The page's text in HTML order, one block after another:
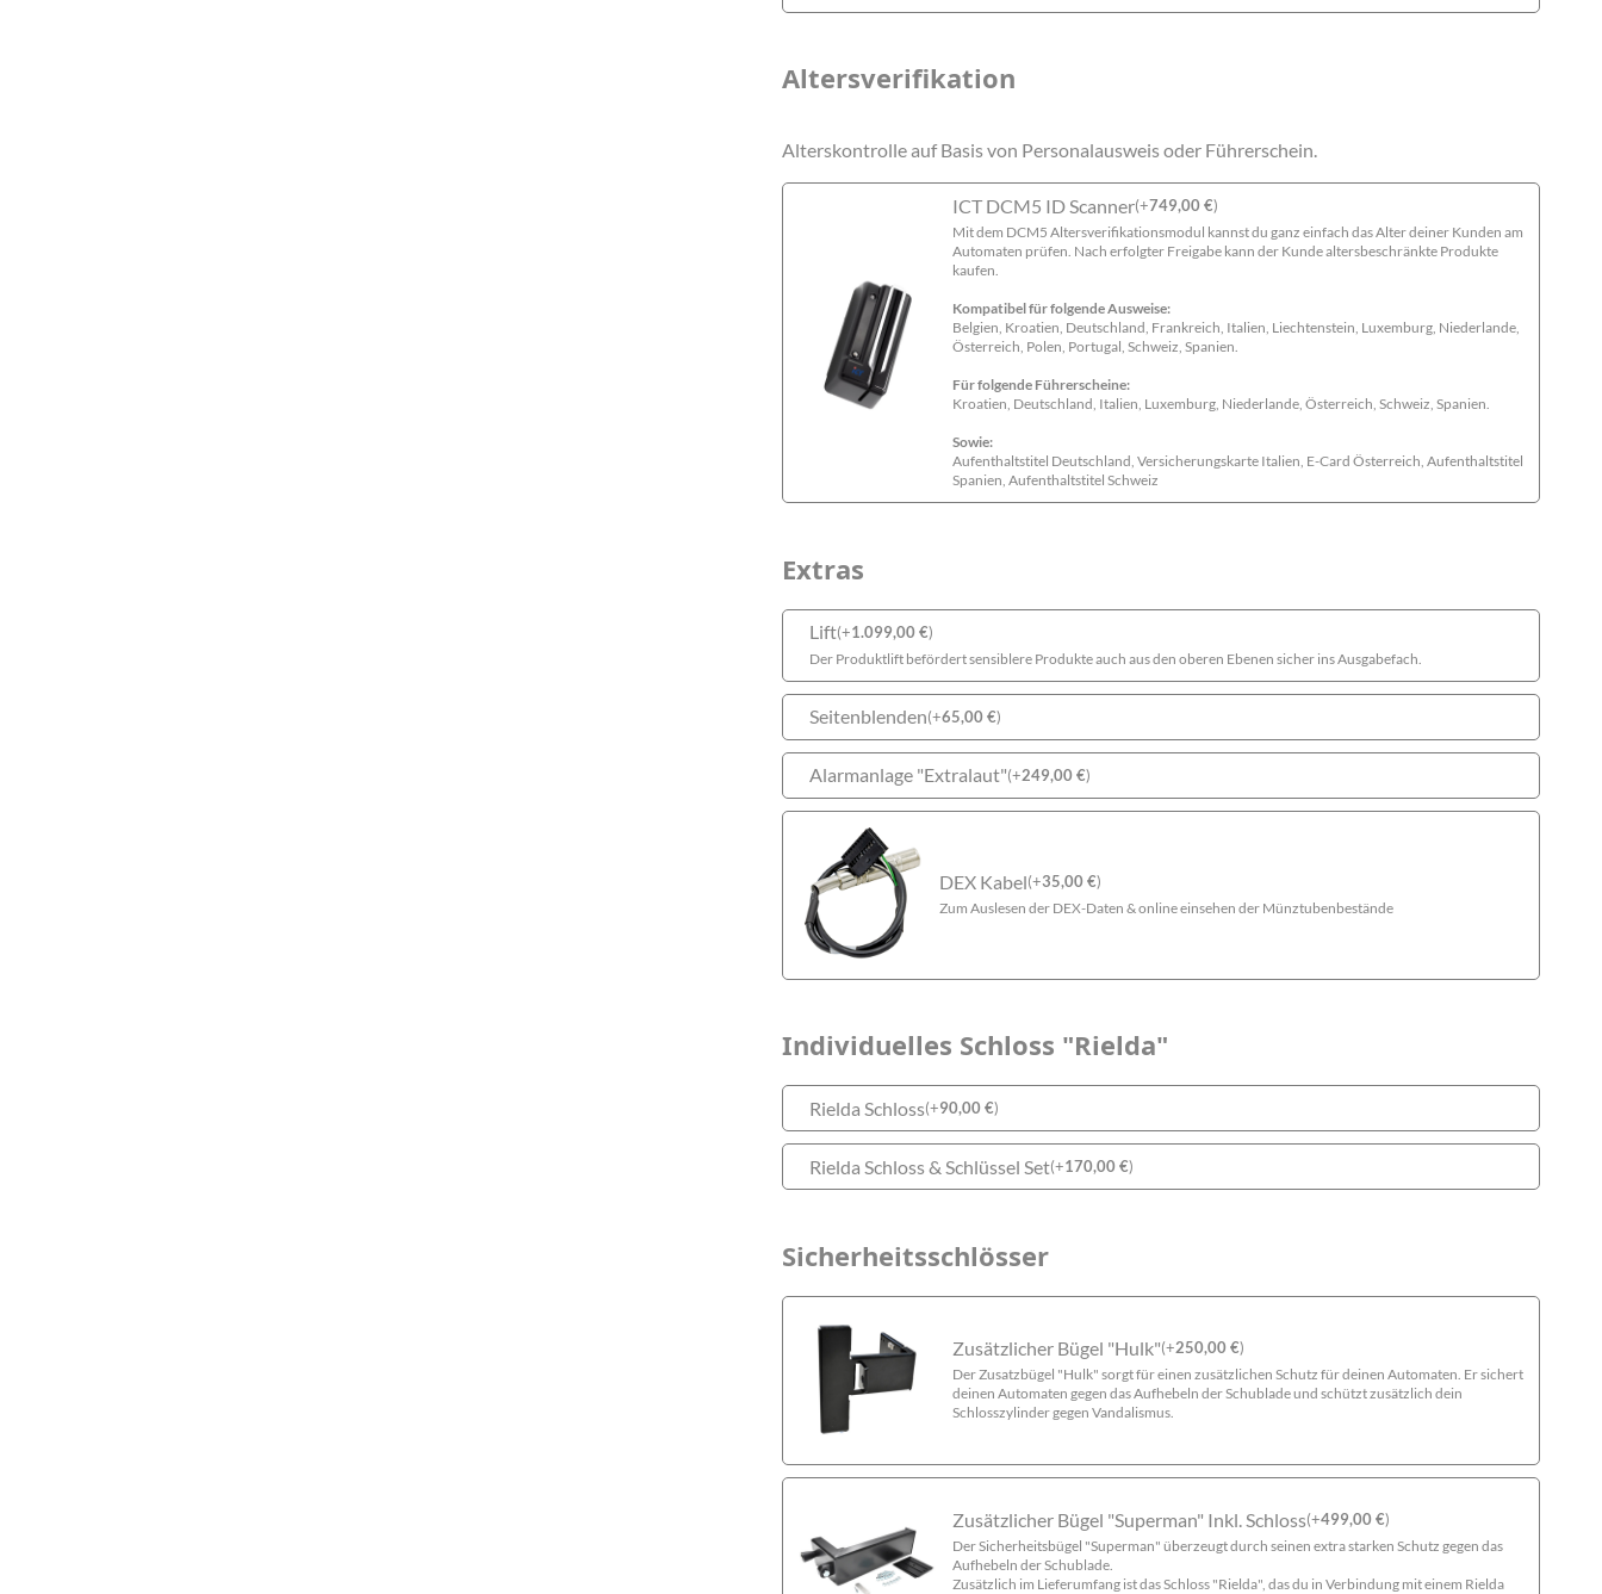
Altersverifikation
Alterskontrolle auf Basis von Personalausweis oder Führerschein.
ICT DCM5 ID Scanner(+749,00 €)
Mit dem DCM5 Altersverifikationsmodul kannst du ganz einfach das Alter deiner Kunden am
Automaten prüfen. Nach erfolgter Freigabe kann der Kunde altersbeschränkte Produkte
kaufen.
Kompatibel für folgende Ausweise:
Belgien, Kroatien, Deutschland, Frankreich, Italien, Liechtenstein, Luxemburg, Niederlande,
Österreich, Polen, Portugal, Schweiz, Spanien.
Für folgende Führerscheine:
Kroatien, Deutschland, Italien, Luxemburg, Niederlande, Österreich, Schweiz, Spanien.
Sowie:
Aufenthaltstitel Deutschland, Versicherungskarte Italien, E-Card Österreich, Aufenthaltstitel
Spanien, Aufenthaltstitel Schweiz
Extras
Lift(+1.099,00 €)
Der Produktlift befördert sensiblere Produkte auch aus den oberen Ebenen sicher ins Ausgabefach.
Seitenblenden(+65,00 €)
Alarmanlage "Extralaut"(+249,00 €)
DEX Kabel(+35,00 €)
Zum Auslesen der DEX-Daten & online einsehen der Münztubenbestände
Individuelles Schloss "Rielda"
Rielda Schloss(+90,00 €)
Rielda Schloss & Schlüssel Set(+170,00 €)
Sicherheitsschlösser
Zusätzlicher Bügel "Hulk"(+250,00 €)
Der Zusatzbügel "Hulk" sorgt für einen zusätzlichen Schutz für deinen Automaten. Er sichert
deinen Automaten gegen das Aufhebeln der Schublade und schützt zusätzlich dein
Schlosszylinder gegen Vandalismus.
Zusätzlicher Bügel "Superman" Inkl. Schloss(+499,00 €)
Der Sicherheitsbügel "Superman" überzeugt durch seinen extra starken Schutz gegen das
Aufhebeln der Schublade.
Zusätzlich im Lieferumfang ist das Schloss "Rielda", das du in Verbindung mit einem Rielda